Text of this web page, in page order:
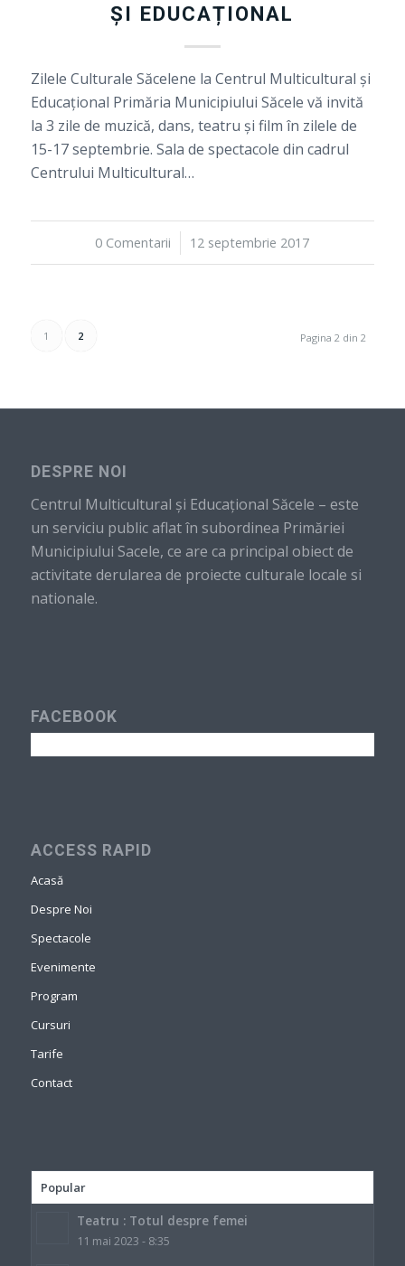
ȘI EDUCAȚIONAL
Zilele Culturale Săcelene la Centrul Multicultural și
Educațional Primăria Municipiului Săcele vă invită
la 3 zile de muzică, dans, teatru și film în zilele de
15-17 septembrie. Sala de spectacole din cadrul
Centrului Multicultural…
0 Comentarii
/ 12 septembrie 2017
Pagina 2 din 2
1 2
DESPRE NOI
Centrul Multicultural şi Educaţional Săcele – este
un serviciu public aflat în subordinea Primăriei
Municipiului Sacele, ce are ca principal obiect de
activitate derularea de proiecte culturale locale si
nationale.
FACEBOOK
ACCESS RAPID
Acasă
Despre Noi
Spectacole
Evenimente
Program
Cursuri
Tarife
Contact
Popular
Teatru : Totul despre femei
11 mai 2023 - 8:35